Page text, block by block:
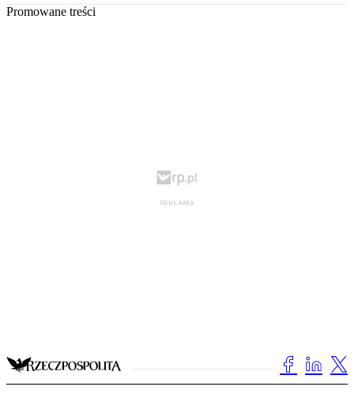
Promowane treści